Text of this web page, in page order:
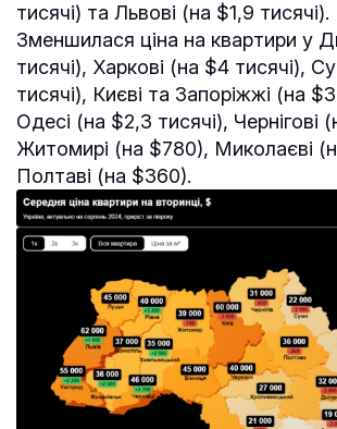
тисячі) та Львові (на $1,9 тисячі).
Зменшилася ціна на квартири у
тисячі), Харкові (на $4 тисячі),
тисячі), Києві та Запоріжжі (на
Одесі (на $2,3 тисячі), Чернігові
Житомирі (на $780), Миколаєві
Полтаві (на $360).